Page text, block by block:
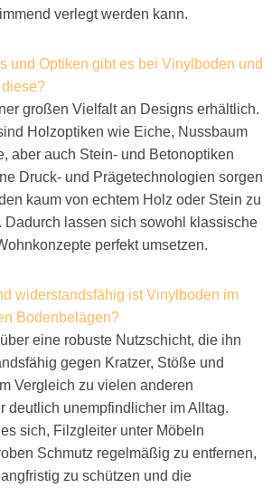
verlegt werden kann.
und Optiken gibt es bei Vinylboden und
großen Vielfalt an Designs erhältlich.
Holzoptiken wie Eiche, Nussbaum
aber auch Stein- und Betonoptiken
Druck- und Prägetechnologien sorgen
kaum von echtem Holz oder Stein zu
Dadurch lassen sich sowohl klassische
perfekt umsetzen.
widerstandsfähig ist Vinylboden im
Bodenbelägen?
eine robuste Nutzschicht, die ihn
gegen Kratzer, Stöße und
Vergleich zu vielen anderen
deutlich unempfindlicher im Alltag.
sich, Filzgleiter unter Möbeln
Schmutz regelmäßig zu entfernen,
zu schützen und die